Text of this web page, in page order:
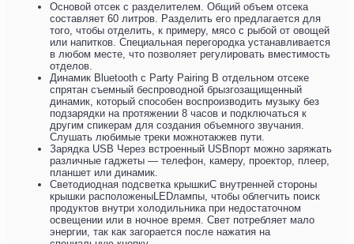
Основой отсек с разделителем. Общий объем отсека
составляет 60 литров. Разделить его предлагается для
того, чтобы отделить, к примеру, мясо с рыбой от овощей
или напитков. Специальная перегородка устанавливается
в любом месте, что позволяет регулировать вместимость
отделов.
Динамик Bluetooth с Party Pairing В отдельном отсеке
спрятан съемный беспроводной брызгозащищенный
динамик, который способен воспроизводить музыку без
подзарядки на протяжении 8 часов и подключаться к
другим спикерам для создания объемного звучания.
Слушать любимые треки можнотакжев пути.
Зарядка USB Через встроенный USBпорт можно заряжать
различные гаджеты — телефон, камеру, проектор, плеер,
планшет или динамик.
Светодиодная подсветка крышкиС внутренней стороны
крышки расположеныLEDлампы, чтобы облегчить поиск
продуктов внутри холодильника при недостаточном
освещении или в ночное время. Свет потребляет мало
энергии, так как загорается после нажатия на